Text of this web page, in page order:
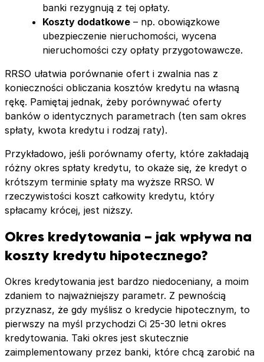
banki rezygnują z tej opłaty.
Koszty dodatkowe – np. obowiązkowe
ubezpieczenie nieruchomości, wycena
nieruchomości czy opłaty przygotowawcze.
RRSO ułatwia porównanie ofert i zwalnia nas z
konieczności obliczania kosztów kredytu na własną
rękę. Pamiętaj jednak, żeby porównywać oferty
banków o identycznych parametrach (ten sam okres
spłaty, kwota kredytu i rodzaj raty).
Przykładowo, jeśli porównamy oferty, które zakładają
różny okres spłaty kredytu, to okaże się, że kredyt o
krótszym terminie spłaty ma wyższe RRSO. W
rzeczywistości koszt całkowity kredytu, który
spłacamy krócej, jest niższy.
Okres kredytowania – jak wpływa na
koszty kredytu hipotecznego?
Okres kredytowania jest bardzo niedoceniany, a moim
zdaniem to najważniejszy parametr. Z pewnością
przyznasz, że gdy myślisz o kredycie hipotecznym, to
pierwszy na myśl przychodzi Ci 25-30 letni okres
kredytowania. Taki okres jest skutecznie
zaimplementowany przez banki, które chcą zarobić na